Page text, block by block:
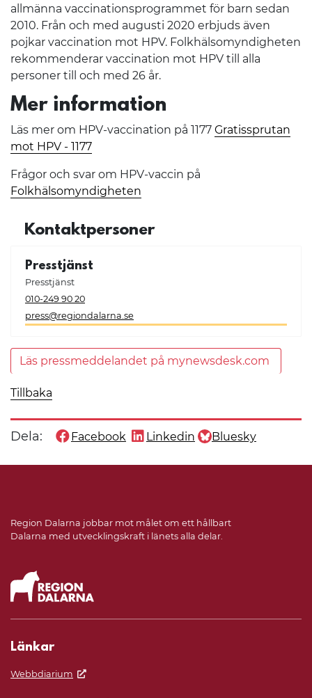
allmänna vaccinationsprogrammet för barn sedan
2010. Från och med augusti 2020 erbjuds även
pojkar vaccination mot HPV. Folkhälsomyndigheten
rekommenderar vaccination mot HPV till alla
personer till och med 26 år.
Mer information
Läs mer om HPV-vaccination på 1177 Gratissprutan
mot HPV - 1177
Frågor och svar om HPV-vaccin på
Folkhälsomyndigheten
Kontaktpersoner
Presstjänst
Presstjänst
010-249 90 20
press@regiondalarna.se
Läs pressmeddelandet på mynewsdesk.com
Tillbaka
Dela: Dela denna sida på
Facebook
Dela denna sida på
Linkedin
Dela denna sida på
Bluesky
Region Dalarna jobbar mot målet om ett hållbart
Dalarna med utvecklingskraft i länets alla delar.
Länkar
Webbdiarium